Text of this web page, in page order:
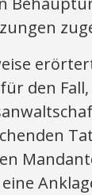
den Fall,